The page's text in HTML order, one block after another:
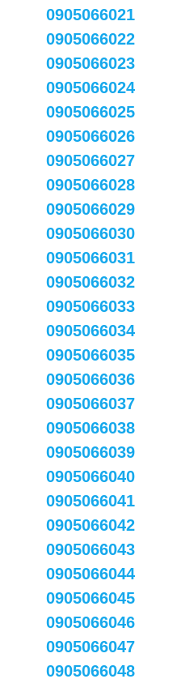
0905066021
0905066022
0905066023
0905066024
0905066025
0905066026
0905066027
0905066028
0905066029
0905066030
0905066031
0905066032
0905066033
0905066034
0905066035
0905066036
0905066037
0905066038
0905066039
0905066040
0905066041
0905066042
0905066043
0905066044
0905066045
0905066046
0905066047
0905066048